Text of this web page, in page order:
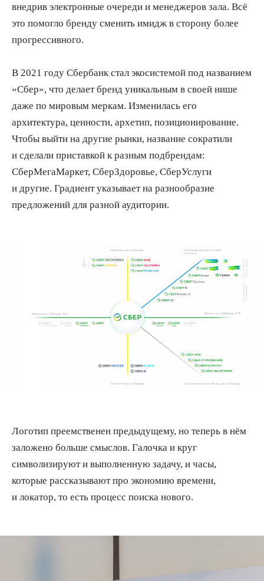
внедрив электронные очереди и менеджеров зала. Всё
это помогло бренду сменить имидж в сторону более
прогрессивного.
В 2021 году Сбербанк стал экосистемой под названием
«Сбер», что делает бренд уникальным в своей нише
даже по мировым меркам. Изменилась его
архитектура, ценности, архетип, позиционирование.
Чтобы выйти на другие рынки, название сократили
и сделали приставкой к разным подбрендам:
СберМегаМаркет, СберЗдоровье, СберУслуги
и другие. Градиент указывает на разнообразие
предложений для разной аудитории.
Логотип преемственен предыдущему, но теперь в нём
заложено больше смыслов. Галочка и круг
символизируют и выполненную задачу, и часы,
которые рассказывают про экономию времени,
и локатор, то есть процесс поиска нового.